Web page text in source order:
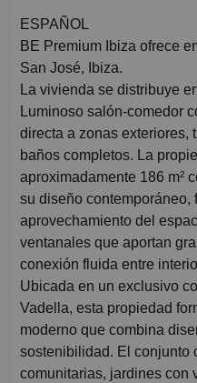
ESPAÑOL
BE Premium Ibiza ofrece
San José, Ibiza.
La vivienda se distribuye
Luminoso salón-comedor
directa a zonas exteriores,
baños completos. La
aproximadamente 186 m²
su diseño
aprovechamiento del
ventanales que aportan
conexión fluida entre
Ubicada en un exclusivo
Vadella, esta propiedad
moderno que combina
sostenibilidad. El conjunto
comunitarias, jardines con